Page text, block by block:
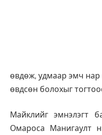
өвдөж, удмаар эмч нар
өвдсөн болохыг
Майклийг эмнэлэгт
Омароса Манигаулт